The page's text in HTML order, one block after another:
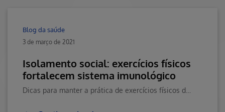
Blog da saúde
3 de março de 2021
Isolamento social: exercícios físicos
fortalecem sistema imunológico